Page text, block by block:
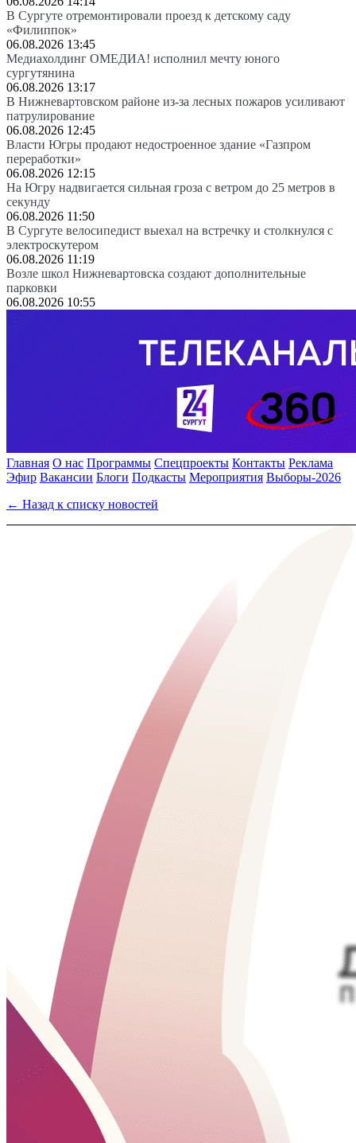
В Сургуте отремонтировали проезд к детскому саду
«Филиппок»
06.08.2026 13:45
Медиахолдинг ОМЕДИА! исполнил мечту юного
сургутянина
06.08.2026 13:17
В Нижневартовском районе из-за лесных пожаров усиливают
патрулирование
06.08.2026 12:45
Власти Югры продают недостроенное здание «Газпром
переработки»
06.08.2026 12:15
На Югру надвигается сильная гроза с ветром до 25 метров в
секунду
06.08.2026 11:50
В Сургуте велосипедист выехал на встречку и столкнулся с
электроскутером
06.08.2026 11:19
Возле школ Нижневартовска создают дополнительные
парковки
06.08.2026 10:55
Главная О нас Программы Спецпроекты Контакты Реклама
Эфир Вакансии Блоги Подкасты Мероприятия Выборы-2026
← Назад к списку новостей